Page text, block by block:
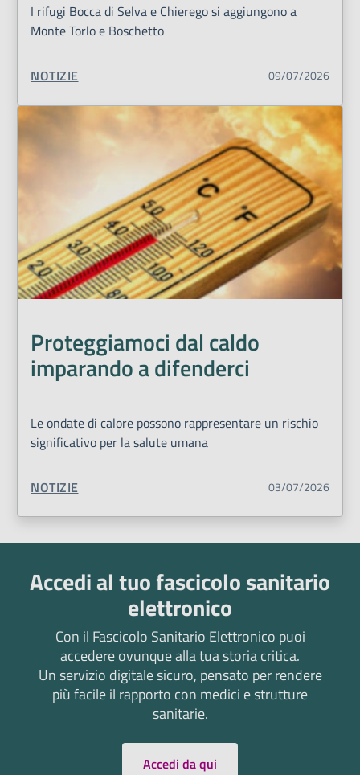
I rifugi Bocca di Selva e Chierego si aggiungono a
Monte Torlo e Boschetto
TIPO CONTENUTO:
NOTIZIE 09/07/2026
Proteggiamoci dal caldo
imparando a difenderci
Le ondate di calore possono rappresentare un rischio
significativo per la salute umana
TIPO CONTENUTO:
NOTIZIE 03/07/2026
Accedi al tuo fascicolo sanitario
elettronico
Con il Fascicolo Sanitario Elettronico puoi
accedere ovunque alla tua storia critica.
Un servizio digitale sicuro, pensato per rendere
più facile il rapporto con medici e strutture
sanitarie.
Accedi da qui